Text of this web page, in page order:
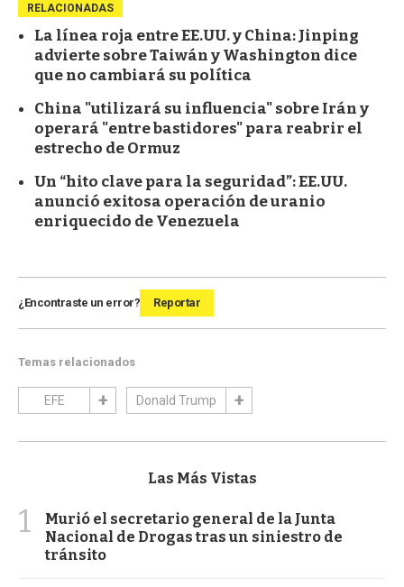
RELACIONADAS
La línea roja entre EE.UU. y China: Jinping
advierte sobre Taiwán y Washington dice
que no cambiará su política
China "utilizará su influencia" sobre Irán y
operará "entre bastidores" para reabrir el
estrecho de Ormuz
Un “hito clave para la seguridad”: EE.UU.
anunció exitosa operación de uranio
enriquecido de Venezuela
¿Encontraste un error? Reportar
Temas relacionados
EFE Donald Trump
Las Más Vistas
1
Murió el secretario general de la Junta
Nacional de Drogas tras un siniestro de
tránsito